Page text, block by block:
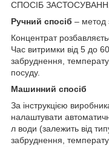
СПОСІБ
Ручний спосіб – метод
Концентрат
Час витримки від 5 до
забруднення,
посуду.
Машинний спосіб
За інструкцією
налаштувати
л води (залежить від
забруднення,